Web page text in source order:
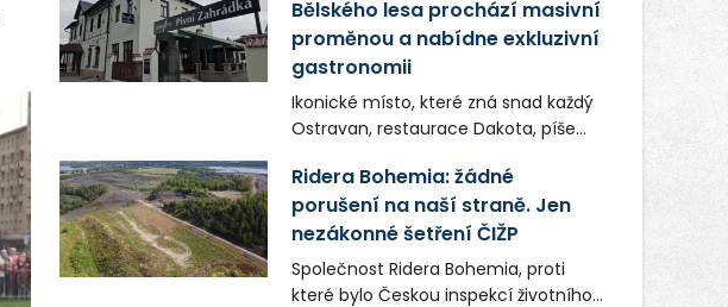
Bělského lesa prochází masivní
proměnou a nabídne exkluzivní
gastronomii
Ikonické místo, které zná snad každý
Ostravan, restaurace Dakota, píše
společnost Dang Investment Group
s.r.o. investuje do projektu přes 50
milionů korun. Cílem je přinést
Ostravě dva špičkové gastronomické
koncepty, které v regionu dosud
Ridera Bohemia: žádné
porušení na naší straně. Jen
nezákonné šetření ČIŽP
Společnost Ridera Bohemia, proti
které bylo Českou inspekcí životního